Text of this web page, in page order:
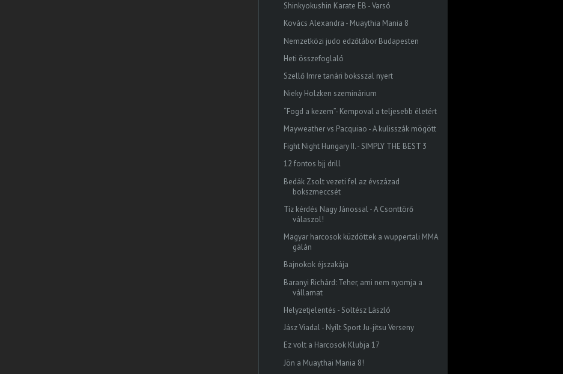
Shinkyokushin Karate EB - Varsó
Kovács Alexandra - Muaythia Mania 8
Nemzetközi judo edzőtábor Budapesten
Heti összefoglaló
Szellő Imre tanári boksszal nyert
Nieky Holzken szeminárium
“Fogd a kezem”- Kempoval a teljesebb életért
Mayweather vs Pacquiao - A kulisszák mögött
Fight Night Hungary II. - SIMPLY THE BEST 3
12 fontos bjj drill
Bedák Zsolt vezeti fel az évszázad
bokszmeccsét
Tíz kérdés Nagy Jánossal - A Csonttörő
válaszol!
Magyar harcosok küzdöttek a wuppertali MMA
gálán
Bajnokok éjszakája
Baranyi Richárd: Teher, ami nem nyomja a
vállamat
Helyzetjelentés - Soltész László
Jász Viadal - Nyílt Sport Ju-jitsu Verseny
Ez volt a Harcosok Klubja 17
Jön a Muaythai Mania 8!